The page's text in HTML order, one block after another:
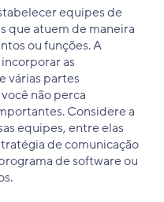
equipes de
que atuem de maneira
ou funções. A
as
várias partes
não perca
Considere a
equipes, entre elas
de comunicação
de software ou